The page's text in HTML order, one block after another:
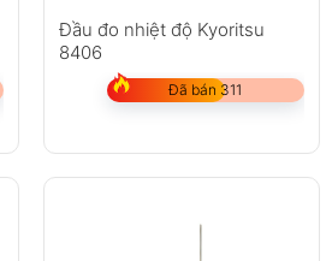
Đầu đo nhiệt độ Kyoritsu
8406
Đã bán 311